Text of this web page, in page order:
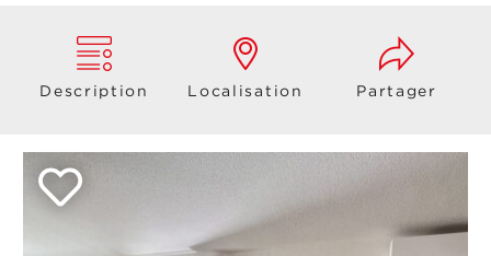
Description Localisation Partager